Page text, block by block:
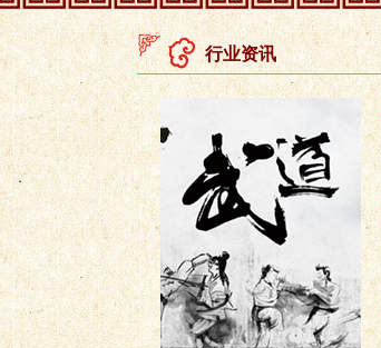
行业资讯